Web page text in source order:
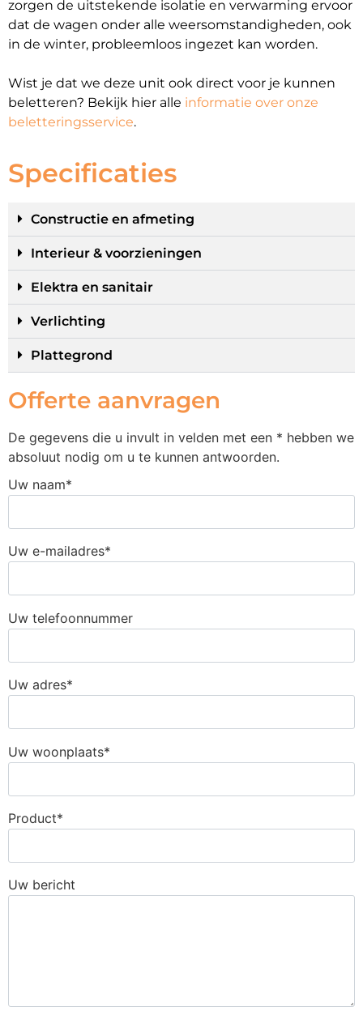
zorgen de uitstekende isolatie en verwarming ervoor
dat de wagen onder alle weersomstandigheden, ook
in de winter, probleemloos ingezet kan worden.
Wist je dat we deze unit ook direct voor je kunnen
beletteren? Bekijk hier alle informatie over onze
beletteringsservice.
Specificaties
Constructie en afmeting
Interieur & voorzieningen
Elektra en sanitair
Verlichting
Plattegrond
Offerte aanvragen
De gegevens die u invult in velden met een * hebben we
absoluut nodig om u te kunnen antwoorden.
Uw naam*
Uw e-mailadres*
Uw telefoonnummer
Uw adres*
Uw woonplaats*
Product*
Uw bericht